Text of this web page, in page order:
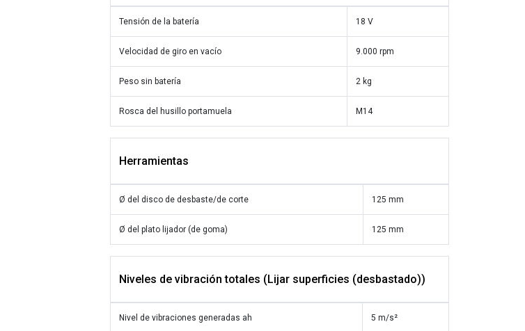
Tensión de la batería 18 V
Velocidad de giro en vacío 9.000 rpm
Peso sin batería 2 kg
Rosca del husillo portamuela M14
Herramientas
Ø del disco de desbaste/de corte 125 mm
Ø del plato lijador (de goma) 125 mm
Niveles de vibración totales (Lijar superficies (desbastado))
Nivel de vibraciones generadas ah 5 m/s²